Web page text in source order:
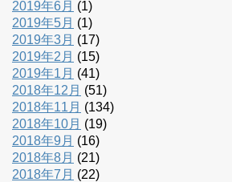
2019年6月 (1)
2019年5月 (1)
2019年3月 (17)
2019年2月 (15)
2019年1月 (41)
2018年12月 (51)
2018年11月 (134)
2018年10月 (19)
2018年9月 (16)
2018年8月 (21)
2018年7月 (22)